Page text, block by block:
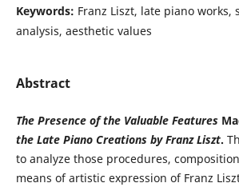
Keywords: Franz Liszt, late piano works,
analysis, aesthetic values
Abstract
The Presence of the Valuable Features
the Late Piano Creations by Franz Liszt.
to analyze those procedures,
means of artistic expression of Franz